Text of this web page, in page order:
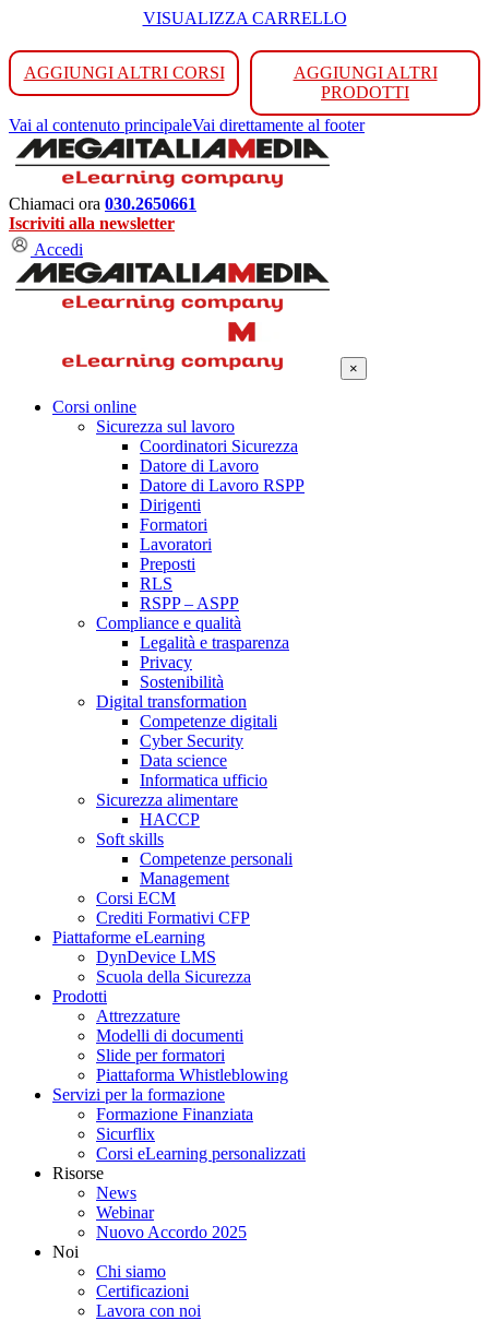
VISUALIZZA CARRELLO
AGGIUNGI ALTRI CORSI
AGGIUNGI ALTRI
PRODOTTI
Vai al contenuto principaleVai direttamente al footer
Chiamaci ora 030.2650661
Iscriviti alla newsletter
Accedi
×
Corsi online
Sicurezza sul lavoro
Coordinatori Sicurezza
Datore di Lavoro
Datore di Lavoro RSPP
Dirigenti
Formatori
Lavoratori
Preposti
RLS
RSPP – ASPP
Compliance e qualità
Legalità e trasparenza
Privacy
Sostenibilità
Digital transformation
Competenze digitali
Cyber Security
Data science
Informatica ufficio
Sicurezza alimentare
HACCP
Soft skills
Competenze personali
Management
Corsi ECM
Crediti Formativi CFP
Piattaforme eLearning
DynDevice LMS
Scuola della Sicurezza
Prodotti
Attrezzature
Modelli di documenti
Slide per formatori
Piattaforma Whistleblowing
Servizi per la formazione
Formazione Finanziata
Sicurflix
Corsi eLearning personalizzati
Risorse
News
Webinar
Nuovo Accordo 2025
Noi
Chi siamo
Certificazioni
Lavora con noi